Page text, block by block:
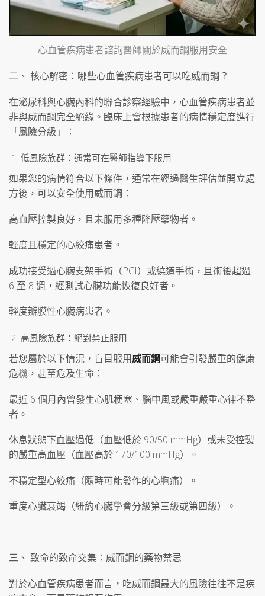
心血管疾病患者諮詢醫師關於威而鋼服用安全
二、 核心解密：哪些心血管疾病患者可以吃威而鋼？
在泌尿科與心臟內科的聯合診察經驗中，心血管疾病患者並
非與威而鋼完全絕緣。臨床上會根據患者的病情穩定度進行
「風險分級」：
低風險族群：通常可在醫師指導下服用
如果您的病情符合以下條件，通常在經過醫生評估並開立處
方後，可以安全使用威而鋼：
高血壓控製良好，且未服用多種降壓藥物者。
輕度且穩定的心絞痛患者。
成功接受過心臟支架手術（PCI）或繞道手術，且術後超過
6 至 8 週，經測試心臟功能恢復良好者。
輕度瓣膜性心臟病患者。
高風險族群：絕對禁止服用
若您屬於以下情況，盲目服用威而鋼可能會引發嚴重的健康
危機，甚至危及生命：
最近 6 個月內曾發生心肌梗塞、腦中風或嚴重嚴重心律不整
者。
休息狀態下血壓過低（血壓低於 90/50 mmHg）或未受控製
的嚴重高血壓（血壓高於 170/100 mmHg）。
不穩定型心絞痛（隨時可能發作的心胸痛）。
重度心臟衰竭（紐約心臟學會分級第三級或第四級）。
三、 致命的致命交集：威而鋼的藥物禁忌
對於心血管疾病患者而言，吃威而鋼最大的風險往往不是疾